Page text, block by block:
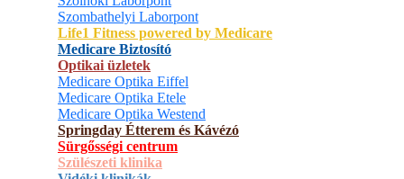
Szombathelyi Laborpont
Life1 Fitness powered by Medicare
Medicare Biztosító
Optikai üzletek
Medicare Optika Eiffel
Medicare Optika Etele
Medicare Optika Westend
Springday Étterem és Kávézó
Sürgősségi centrum
Szülészeti klinika